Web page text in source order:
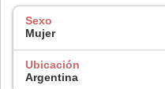
Sexo
Mujer
Ubicación
Argentina